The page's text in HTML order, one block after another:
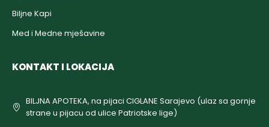
Biljne Kapi
Med i Medne mješavine
KONTAKT I LOKACIJA
BILJNA APOTEKA, na pijaci CIGLANE Sarajevo (ulaz sa gornje
strane u pijacu od ulice Patriotske lige)